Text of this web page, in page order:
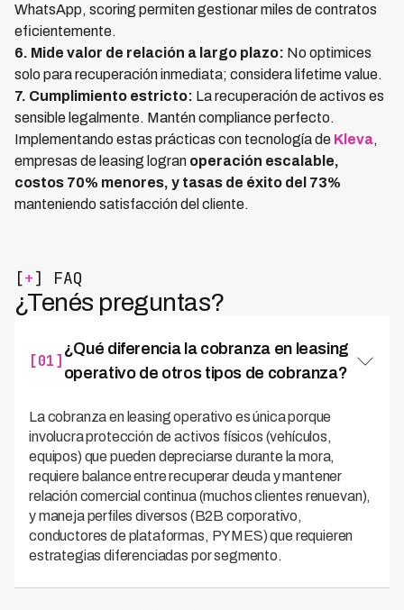
WhatsApp, scoring permiten gestionar miles de contratos
eficientemente.
6. Mide valor de relación a largo plazo: No optimices
solo para recuperación inmediata; considera lifetime value.
7. Cumplimiento estricto: La recuperación de activos es
sensible legalmente. Mantén compliance perfecto.
Implementando estas prácticas con tecnología de Kleva,
empresas de leasing logran operación escalable,
costos 70% menores, y tasas de éxito del 73%
manteniendo satisfacción del cliente.
[+] FAQ
¿Tenés preguntas?
[01]
¿Qué diferencia la cobranza en leasing
operativo de otros tipos de cobranza?
La cobranza en leasing operativo es única porque
involucra protección de activos físicos (vehículos,
equipos) que pueden depreciarse durante la mora,
requiere balance entre recuperar deuda y mantener
relación comercial continua (muchos clientes renuevan),
y maneja perfiles diversos (B2B corporativo,
conductores de plataformas, PYMES) que requieren
estrategias diferenciadas por segmento.